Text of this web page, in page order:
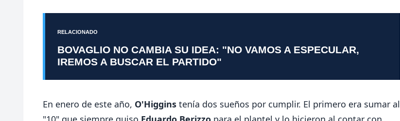
RELACIONADO
BOVAGLIO NO CAMBIA SU IDEA: "NO VAMOS A ESPECULAR,
IREMOS A BUSCAR EL PARTIDO"
En enero de este año, O'Higgins tenía dos sueños por cumplir. El primero era sumar al